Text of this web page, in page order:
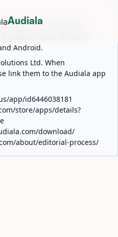
guide for 1,100+ cities
Android.
Ltd. When
link them to the Audiala app
app/id6446038181
store/apps/details?
download/
about/editorial-process/
Audiala